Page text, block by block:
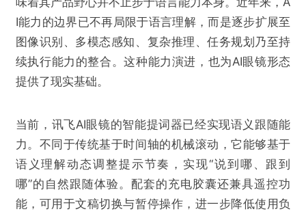
欺诈 色情 诱导行为
不实信息 违法犯罪 其他
提交
I能力的边界已不再局限于语言理解，而是逐步扩展至
图像识别、多模态感知、复杂推理、任务规划乃至持
续执行能力的整合。这种能力演进，也为AI眼镜形态
提供了现实基础。
当前，讯飞AI眼镜的智能提词器已经实现语义跟随能
力。不同于传统基于时间轴的机械滚动，它能够基于
语义理解动态调整提示节奏，实现“说到哪、跟到
哪”的自然跟随体验。配套的充电胶囊还兼具遥控功
能，可用于文稿切换与暂停操作，进一步降低使用负